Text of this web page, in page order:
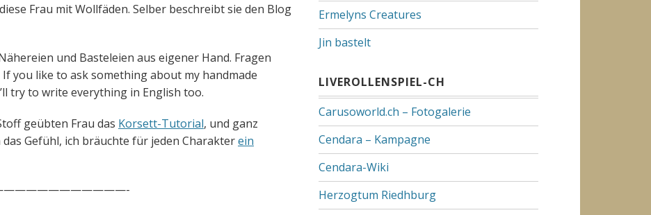
Frau mit Wollfäden. Selber beschreibt sie den Blog
und Basteleien aus eigener Hand. Fragen
you like to ask something about my handmade
try to write everything in English too.
geübten Frau das Korsett-Tutorial, und ganz
Gefühl, ich bräuchte für jeden Charakterein
Ermelyns Creatures
Jin bastelt
LIVEROLLENSPIEL-CH
Carusoworld.ch – Fotogalerie
Cendara – Kampagne
Cendara-Wiki
Herzogtum Riedhburg